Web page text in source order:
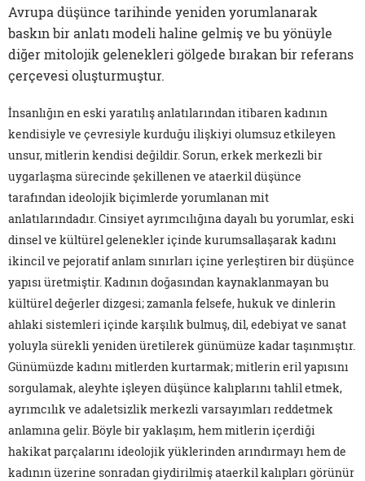
Avrupa düşünce tarihinde yeniden yorumlanarak
baskın bir anlatı modeli haline gelmiş ve bu yönüyle
diğer mitolojik gelenekleri gölgede bırakan bir referans
çerçevesi oluşturmuştur.
İnsanlığın en eski yaratılış anlatılarından itibaren kadının
kendisiyle ve çevresiyle kurduğu ilişkiyi olumsuz etkileyen
unsur, mitlerin kendisi değildir. Sorun, erkek merkezli bir
uygarlaşma sürecinde şekillenen ve ataerkil düşünce
tarafından ideolojik biçimlerde yorumlanan mit
anlatılarındadır. Cinsiyet ayrımcılığına dayalı bu yorumlar, eski
dinsel ve kültürel gelenekler içinde kurumsallaşarak kadını
ikincil ve pejoratif anlam sınırları içine yerleştiren bir düşünce
yapısı üretmiştir. Kadının doğasından kaynaklanmayan bu
kültürel değerler dizgesi; zamanla felsefe, hukuk ve dinlerin
ahlaki sistemleri içinde karşılık bulmuş, dil, edebiyat ve sanat
yoluyla sürekli yeniden üretilerek günümüze kadar taşınmıştır.
Günümüzde kadını mitlerden kurtarmak; mitlerin eril yapısını
sorgulamak, aleyhte işleyen düşünce kalıplarını tahlil etmek,
ayrımcılık ve adaletsizlik merkezli varsayımları reddetmek
anlamına gelir. Böyle bir yaklaşım, hem mitlerin içerdiği
hakikat parçalarını ideolojik yüklerinden arındırmayı hem de
kadının üzerine sonradan giydirilmiş ataerkil kalıpları görünür